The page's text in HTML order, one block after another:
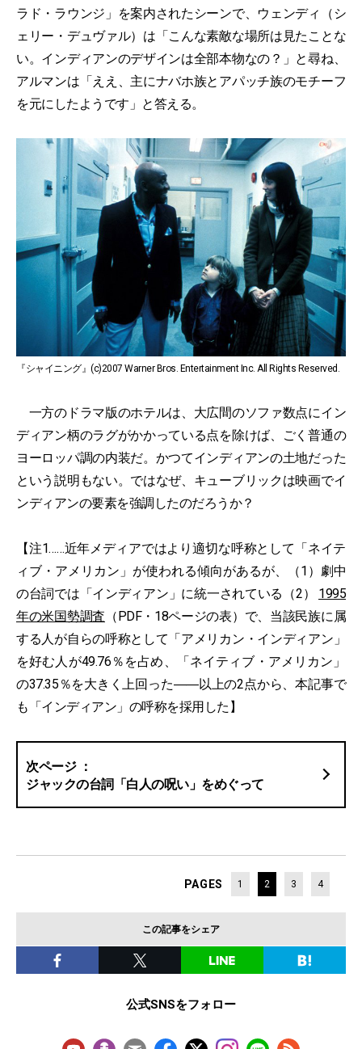
ラド・ラウンジ」を案内されたシーンで、ウェンディ（シ
ェリー・デュヴァル）は「こんな素敵な場所は見たことな
い。インディアンのデザインは全部本物なの？」と尋ね、
アルマンは「ええ、主にナバホ族とアパッチ族のモチーフ
を元にしたようです」と答える。
『シャイニング』(c)2007 Warner Bros. Entertainment Inc. All Rights Reserved.
一方のドラマ版のホテルは、大広間のソファ数点にイン
ディアン柄のラグがかかっている点を除けば、ごく普通の
ヨーロッパ調の内装だ。かつてインディアンの土地だった
という説明もない。ではなぜ、キューブリックは映画でイ
ンディアンの要素を強調したのだろうか？
【注1……近年メディアではより適切な呼称として「ネイテ
ィブ・アメリカン」が使われる傾向があるが、（1）劇中
の台詞では「インディアン」に統一されている（2） 1995
年の米国勢調査 （PDF・18ページの表）で、当該民族に属
する人が自らの呼称として「アメリカン・インディアン」
を好む人が49.76％を占め、「ネイティブ・アメリカン」
の37.35％を大きく上回った――以上の2点から、本記事で
も「インディアン」の呼称を採用した】
ジャックの台詞「白人の呪い」をめぐって
PAGES 1 2 3 4
この記事をシェア
公式SNSをフォロー